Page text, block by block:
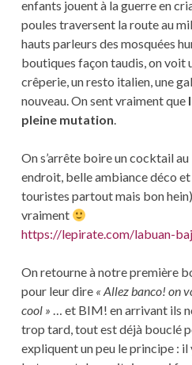
enfants jouent à la guerre en
poules traversent la route au
hauts parleurs des mosquées
boutiques façon taudis, on voit
crêperie, un resto italien, une
nouveau. On sent vraiment que
pleine mutation.
On s’arrête boire un cocktail
endroit, belle ambiance déco
touristes partout mais bon
vraiment
https://lepirate.com/labuan-
On retourne à notre première
pour leur dire « Allez banco! on
cool » … et BIM! en arrivant ils
trop tard, tout est déjà bouclé
expliquent un peu le principe :